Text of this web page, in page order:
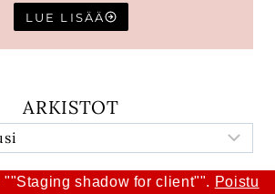
LUE LISÄÄ
ARKISTOT
shadow for client"". Poistu